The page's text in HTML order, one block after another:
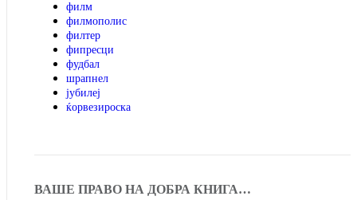
филм
филмополис
филтер
фипресци
фудбал
шрапнел
јубилеј
ќорвезироска
ВАШЕ ПРАВО НА ДОБРА КНИГА…